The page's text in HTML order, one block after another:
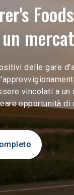
delle gare
vincolati a
opportunità di